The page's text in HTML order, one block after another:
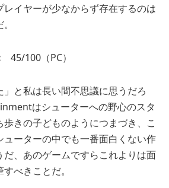
レイヤーが少なからず存在するのは
45/100（PC）
」と私は長い間不思議に思うだろ
はシューターへの野心のスタ
きの子どものようにつまづき、こ
ューターの中でも一番面白くない作
、あのゲームですらこれよりは面
べきことだ。